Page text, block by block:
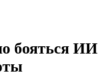
бояться ИИ